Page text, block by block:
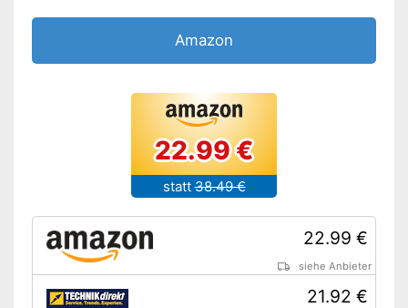
Praktischer Timer integriert
Mit Abschaltautomatik
OEKO-TEX-Prüfung wurde
nicht vorgenommen
Amazon
22.99 €
statt 38.49 €
22.99 €
siehe Anbieter
21.92 €